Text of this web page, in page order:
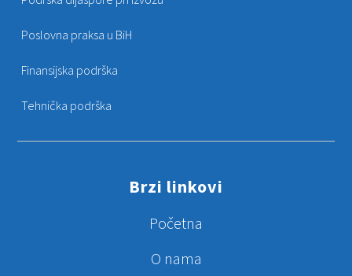
Poslovna praksa u BiH
Finansijska podrška
Tehnička podrška
Brzi linkovi
Početna
O nama